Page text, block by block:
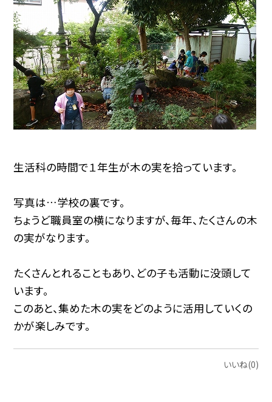
生活科の時間で１年生が木の実を拾っています。
写真は…学校の裏です。
ちょうど職員室の横になりますが、毎年、たくさんの木
の実がなります。
たくさんとれることもあり、どの子も活動に没頭して
います。
このあと、集めた木の実をどのように活用していくの
かが楽しみです。
いいね(0)